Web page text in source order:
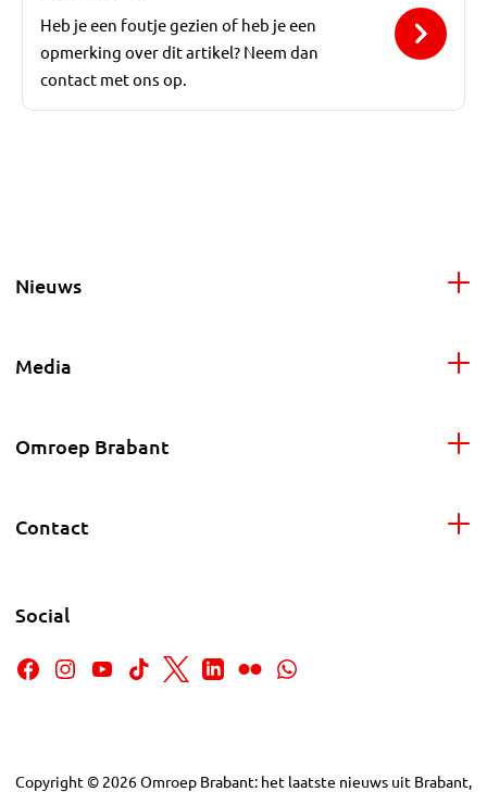
Heb je een foutje gezien of heb je een
opmerking over dit artikel? Neem dan
contact met ons op.
Nieuws
Media
Omroep Brabant
Contact
Social
Copyright © 2026Omroep Brabant: het laatste nieuws uit Brabant,